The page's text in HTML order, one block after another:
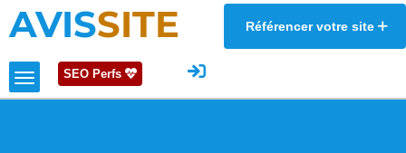
AVISSITE Référencer votre site
SEO Perfs